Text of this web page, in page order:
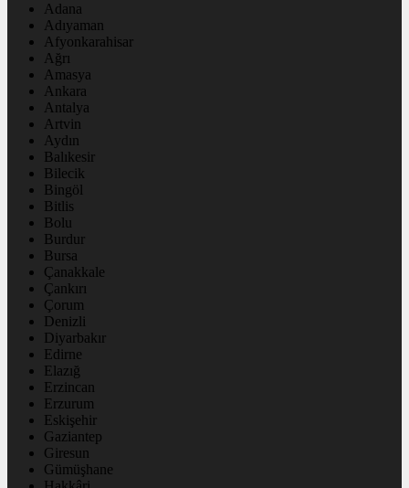
Adana
Adıyaman
Afyonkarahisar
Ağrı
Amasya
Ankara
Antalya
Artvin
Aydın
Balıkesir
Bilecik
Bingöl
Bitlis
Bolu
Burdur
Bursa
Çanakkale
Çankırı
Çorum
Denizli
Diyarbakır
Edirne
Elazığ
Erzincan
Erzurum
Eskişehir
Gaziantep
Giresun
Gümüşhane